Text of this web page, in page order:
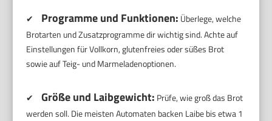
✔ Programme und Funktionen: Überlege, welche
Brotarten und Zusatzprogramme dir wichtig sind. Achte auf
Einstellungen für Vollkorn, glutenfreies oder süßes Brot
sowie auf Teig- und Marmeladenoptionen.
✔ Größe und Laibgewicht: Prüfe, wie groß das Brot
werden soll. Die meisten Automaten backen Laibe bis etwa 1